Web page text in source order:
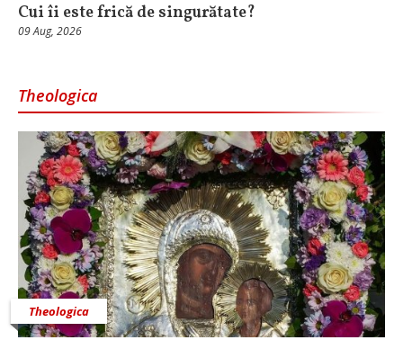
Cui îi este frică de singurătate?
09 Aug, 2026
Theologica
Theologica